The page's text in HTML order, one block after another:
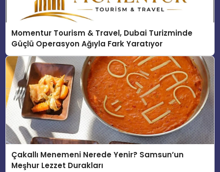
Momentur Tourism & Travel, Dubai Turizminde
Güçlü Operasyon Ağıyla Fark Yaratıyor
Çakallı Menemeni Nerede Yenir? Samsun’un
Meşhur Lezzet Durakları